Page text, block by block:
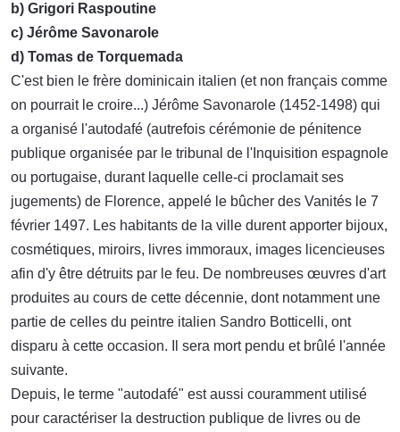
b) Grigori Raspoutine
c) Jérôme Savonarole
d) Tomas de Torquemada
C'est bien le frère dominicain italien (et non français comme
on pourrait le croire...) Jérôme Savonarole (1452-1498) qui
a organisé l'autodafé (autrefois cérémonie de pénitence
publique organisée par le tribunal de l'Inquisition espagnole
ou portugaise, durant laquelle celle-ci proclamait ses
jugements) de Florence, appelé le bûcher des Vanités le 7
février 1497. Les habitants de la ville durent apporter bijoux,
cosmétiques, miroirs, livres immoraux, images licencieuses
afin d'y être détruits par le feu. De nombreuses œuvres d'art
produites au cours de cette décennie, dont notamment une
partie de celles du peintre italien Sandro Botticelli, ont
disparu à cette occasion. Il sera mort pendu et brûlé l'année
suivante.
Depuis, le terme "autodafé" est aussi couramment utilisé
pour caractériser la destruction publique de livres ou de